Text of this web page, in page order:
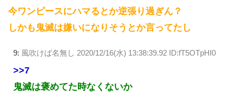
今ワンピースにハマるとか逆張り過ぎん？
しかも鬼滅は嫌いになりそうとか言ってたし
9: 風吹けば名無し 2020/12/16(水) 13:38:39.92 ID:fT5OTpHI0
>>7
鬼滅は褒めてた時なくないか